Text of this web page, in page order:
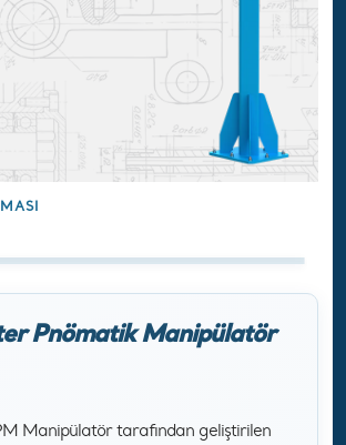
Pnömatik Manipülatör
Manipülatör tarafından geliştirilen